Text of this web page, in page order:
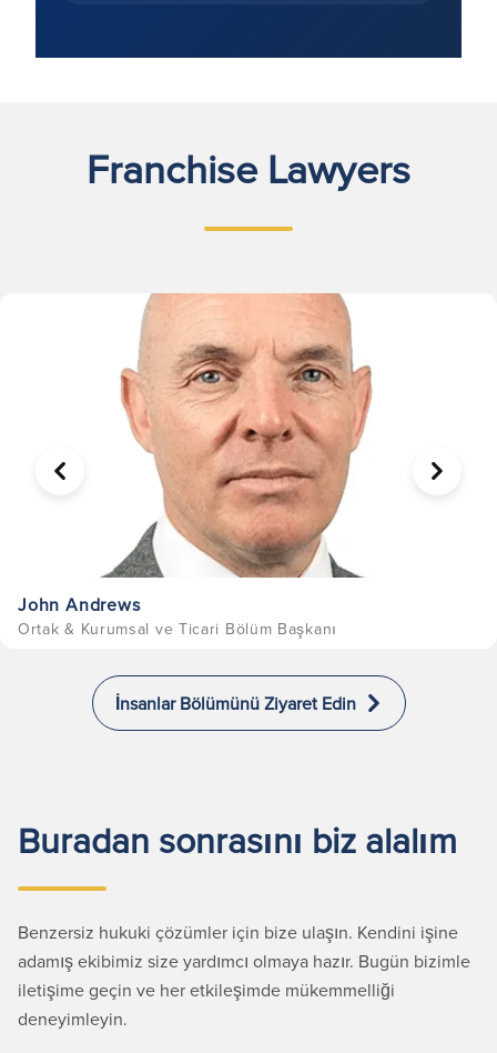
Franchise Lawyers
John Andrews
Ortak & Kurumsal ve Ticari Bölüm Başkanı
ÖNCEKI
İnsanlar Bölümünü Ziyaret Edin
Buradan sonrasını biz alalım
Benzersiz hukuki çözümler için bize ulaşın. Kendini işine
adamış ekibimiz size yardımcı olmaya hazır. Bugün bizimle
iletişime geçin ve her etkileşimde mükemmelliği
deneyimleyin.